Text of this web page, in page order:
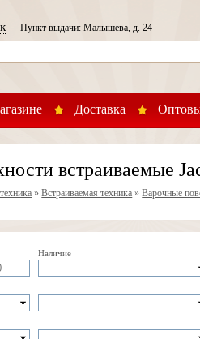
Доставка
Пункт выдачи: Малышева, д. 24
встраиваемые
»Встраиваемая техника »Варочные
Наличие